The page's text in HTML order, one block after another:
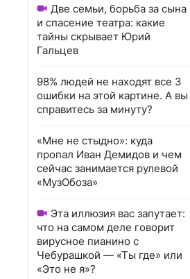
Две семьи, борьба за сына
и спасение театра: какие
тайны скрывает Юрий
Гальцев
98% людей не находят все 3
ошибки на этой картине. А вы
справитесь за минуту?
«Мне не стыдно»: куда
пропал Иван Демидов и чем
сейчас занимается рулевой
«МузОбоза»
Эта иллюзия вас запутает:
что на самом деле говорит
вирусное пианино с
Чебурашкой — «Ты где» или
«Это не я»?